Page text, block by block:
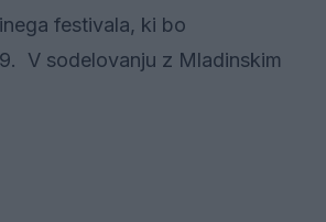
festivala, ki bo
V sodelovanju z Mladinskim